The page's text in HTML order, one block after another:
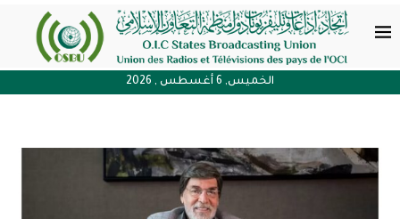
الخميس, 6 أغسطس , 2026